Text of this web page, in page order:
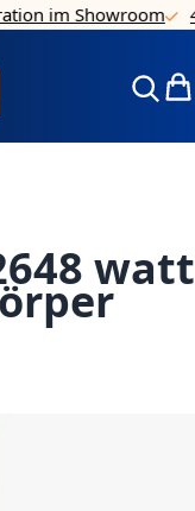
im Showroom
watt